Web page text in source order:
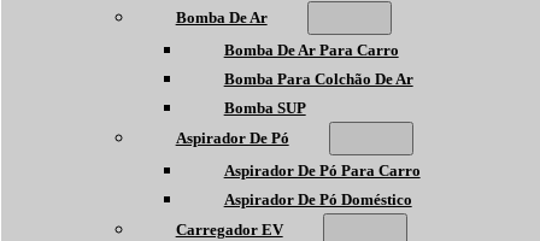
Bomba De Ar
Bomba De Ar Para Carro
Bomba Para Colchão De Ar
Bomba SUP
Aspirador De Pó
Aspirador De Pó Para Carro
Aspirador De Pó Doméstico
Carregador EV